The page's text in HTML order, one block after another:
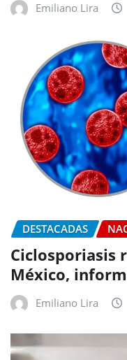
Emiliano Lira
DESTACADAS
Ciclosporiasis
México,
Emiliano Lira